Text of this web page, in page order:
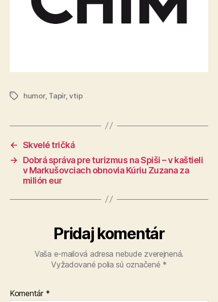
Značkyhumor, Tapír,vtip
← Skvelé tričká
→
Dobrá správa pre turizmus na Spiši – v kaštieli
v Markušovciach obnovia Kúriu Zuzana za
milión eur
Pridaj komentár
Vaša e-mailová adresa nebude zverejnená.
Vyžadované polia sú označené *
Komentár *